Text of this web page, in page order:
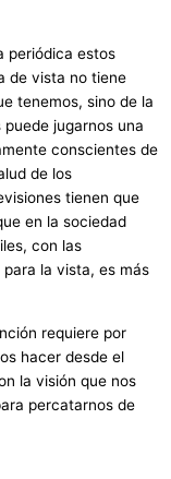
periódica estos
de vista no tiene
tenemos, sino de la
jugarnos una
conscientes de
de los
tienen que
en la sociedad
con las
la vista, es más
requiere por
hacer desde el
la visión que nos
percatarnos de